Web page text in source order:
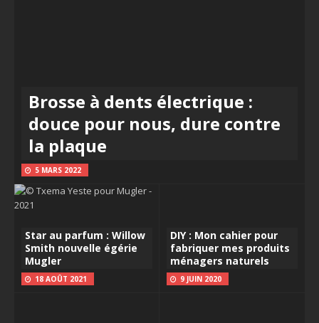
Brosse à dents électrique :
douce pour nous, dure contre
la plaque
5 MARS 2022
Star au parfum : Willow
Smith nouvelle égérie
Mugler
18 AOÛT 2021
DIY : Mon cahier pour
fabriquer mes produits
ménagers naturels
9 JUIN 2020